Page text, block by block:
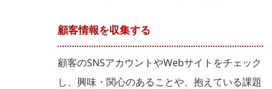
顧客情報を収集する
顧客のSNSアカウントやWebサイトをチェック
し、興味・関心のあることや、抱えている課題